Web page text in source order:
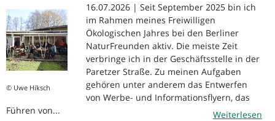
© Uwe Hiksch
16.07.2026 | Seit September 2025 bin ich
im Rahmen meines Freiwilligen
Ökologischen Jahres bei den Berliner
NaturFreunden aktiv. Die meiste Zeit
verbringe ich in der Geschäftsstelle in der
Paretzer Straße. Zu meinen Aufgaben
gehören unter anderem das Entwerfen
von Werbe- und Informationsflyern, das
Führen von...
Weiterlesen